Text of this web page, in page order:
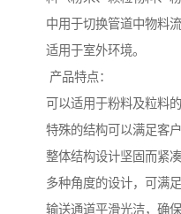
中用于切换管道中物料
适用于室外环境。
产品特点：
可以适用于粉料及粒料的
特殊的结构可以满足客
整体结构设计坚固而紧
多种角度的设计，可满
输送通道平滑光洁，确保